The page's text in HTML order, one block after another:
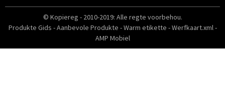
© Kopiereg - 2010-2019: Alle regte voorbehou.
Produkte Gids -Aanbevole Produkte -Warm etikette -Werfkaart.xml-
AMP Mobiel